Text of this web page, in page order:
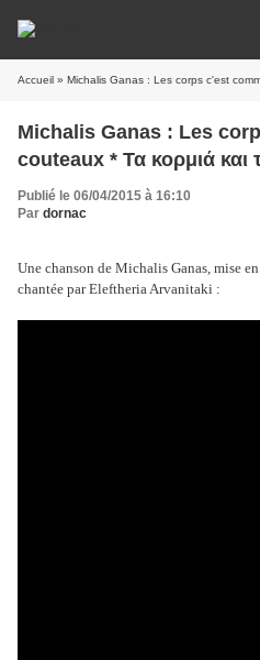
Accueil » Michalis Ganas : Les corps c'est comme
Michalis Ganas : Les
couteaux * Τα κορμιά και
Publié le 06/04/2015 à 16:10
Par dornac
Une chanson de Michalis Ganas, mise
chantée par Eleftheria Arvanitaki :